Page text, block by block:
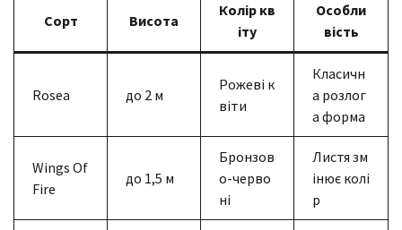
Сорт Висота
Колір кв
іту
Особли
вість
Rosea до 2 м
Рожеві к
віти
Класичн
а розлог
а форма
Wings Of
Fire
до 1,5 м
Бронзов
о-черво
ні
Листя зм
інює колі
р